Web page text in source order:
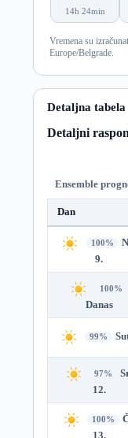
14h 24min
Vremena su
Europe/Belgrade.
Detaljna tabela
Detaljni
Ensemble
Dan
100%
9.
100%
Danas
99%
97%
12.
100%
13.